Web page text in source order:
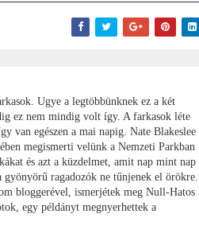
Ugye a legtöbbünknek ez a két
ez nem mindig volt így. A farkasok léte
van egészen a mai napig. Nate Blakeslee
megismerti velünk a Nemzeti Parkban
és azt a küzdelmet, amit nap mint nap
ragadozók ne tűnjenek el örökre.
bloggerével, ismerjétek meg Null-Hatos
egy példányt megnyerhettek a